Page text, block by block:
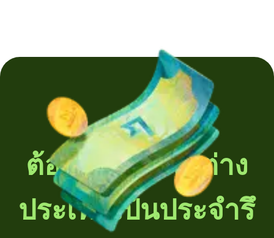
ต้องโอนเงินไปต่าง
ประเทศเป็นประจำรึ